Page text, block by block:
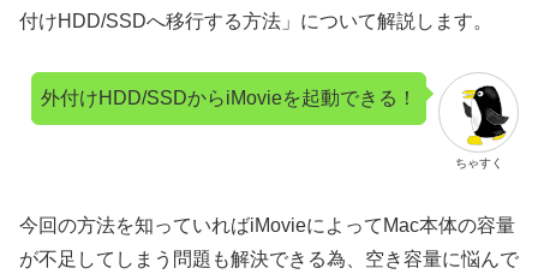
付けHDD/SSDへ移行する方法」について解説します。
ちゃすく
外付けHDD/SSDからiMovieを起動できる！
今回の方法を知っていればiMovieによってMac本体の容量
が不足してしまう問題も解決できる為、空き容量に悩んで